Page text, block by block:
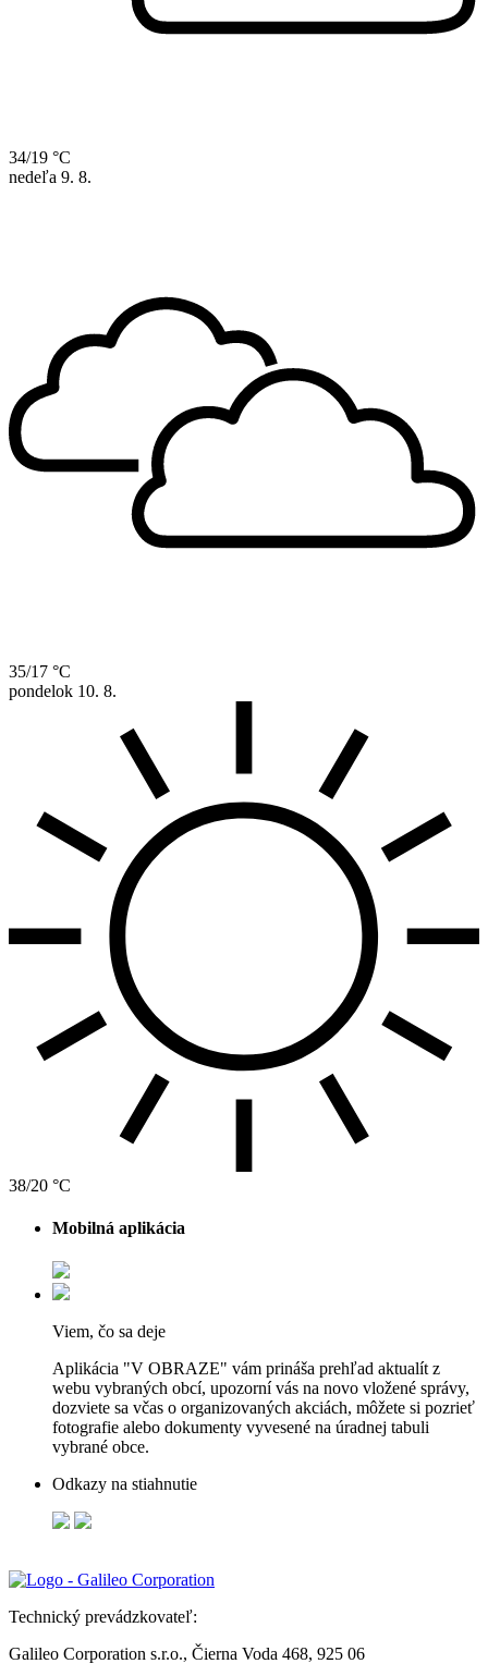
34/19 °C
nedeľa 9. 8.
35/17 °C
pondelok 10. 8.
38/20 °C
Mobilná aplikácia
Viem, čo sa deje
Aplikácia "V OBRAZE" vám prináša prehľad aktualít z
webu vybraných obcí, upozorní vás na novo vložené správy,
dozviete sa včas o organizovaných akciách, môžete si pozrieť
fotografie alebo dokumenty vyvesené na úradnej tabuli
vybrané obce.
Odkazy na stiahnutie
Technický prevádzkovateľ:
Galileo Corporation s.r.o., Čierna Voda 468, 925 06